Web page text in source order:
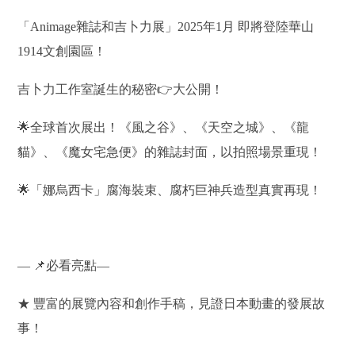
「Animage雜誌和吉卜力展」2025年1月 即將登陸華山
1914文創園區！
吉卜力工作室誕生的秘密👉大公開！
🌟全球首次展出！《風之谷》、《天空之城》、《龍
貓》、《魔女宅急便》的雜誌封面，以拍照場景重現！
🌟 「娜烏西卡」腐海裝束、腐朽巨神兵造型真實再現！
— 📌必看亮點—
★ 豐富的展覽內容和創作手稿，見證日本動畫的發展故
事！